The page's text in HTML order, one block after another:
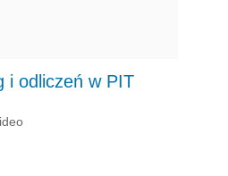
i odliczeń w PIT